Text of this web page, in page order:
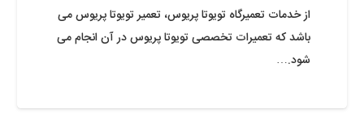
از خدمات تعمیرگاه تویوتا پریوس، تعمیر تویوتا پریوس می
باشد که تعمیرات تخصصی تویوتا پریوس در آن انجام می
شود.…